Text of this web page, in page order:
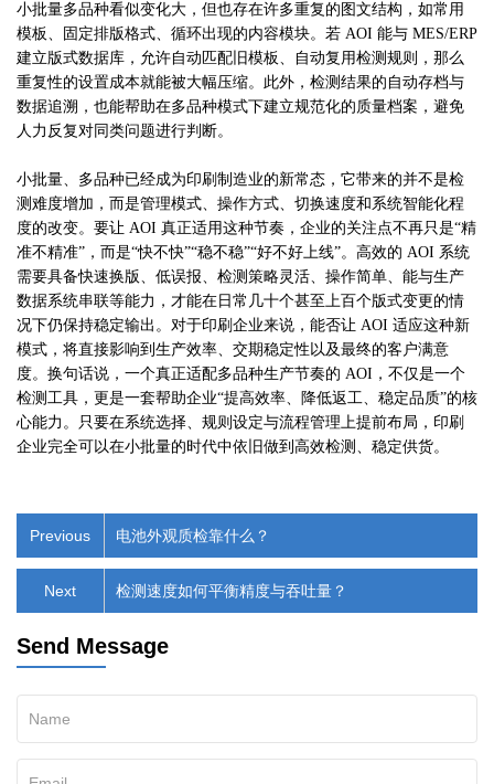
小批量多品种看似变化大，但也存在许多重复的图文结构，如常用
模板、固定排版格式、循环出现的内容模块。若 AOI 能与 MES/ERP
建立版式数据库，允许自动匹配旧模板、自动复用检测规则，那么
重复性的设置成本就能被大幅压缩。此外，检测结果的自动存档与
数据追溯，也能帮助在多品种模式下建立规范化的质量档案，避免
人力反复对同类问题进行判断。
小批量、 多品种已经成为印刷制造业的新常态，它带来的并不是检
测难度增加，而是管理模式、操作方式、切换速度和系统智能化程
度的改变。要让 AOI 真正适用这种节奏，企业的关注点不再只是“精
准不精准”，而是“快不快”“稳不稳”“好不好上线”。高效的 AOI 系统
需要具备快速换版、低误报、检测策略灵活、操作简单、能与生产
数据系统串联等能力，才能在日常几十个甚至上百个版式变更的情
况下仍保持稳定输出。对于印刷企业来说，能否让 AOI 适应这种新
模式，将直接影响到生产效率、交期稳定性以及最终的客户满意
度。换句话说，一个真正适配多品种生产节奏的 AOI，不仅是一个
检测工具，更是一套帮助企业“提高效率、降低返工、稳定品质”的核
心能力。只要在系统选择、规则设定与流程管理上提前布局，印刷
企业完全可以在小批量的时代中依旧做到高效检测、稳定供货。
Previous 电池外观质检靠什么？
检测速度如何平衡精度与吞吐量？
Next
Send Message